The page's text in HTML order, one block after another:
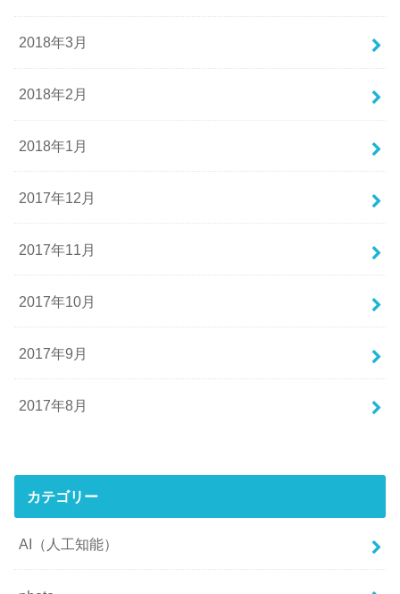
2018年3月
2018年2月
2018年1月
2017年12月
2017年11月
2017年10月
2017年9月
2017年8月
カテゴリー
AI（人工知能）